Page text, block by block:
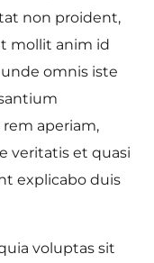
non proident,
mollit anim id
omnis iste
aperiam,
veritatis et quasi
explicabo duis
voluptas sit